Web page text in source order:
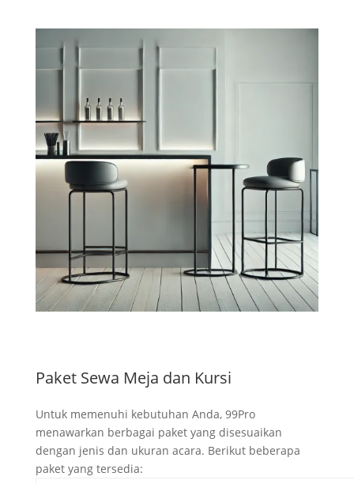
Paket Sewa Meja dan Kursi
Untuk memenuhi kebutuhan Anda, 99Pro
menawarkan berbagai paket yang disesuaikan
dengan jenis dan ukuran acara. Berikut beberapa
paket yang tersedia: